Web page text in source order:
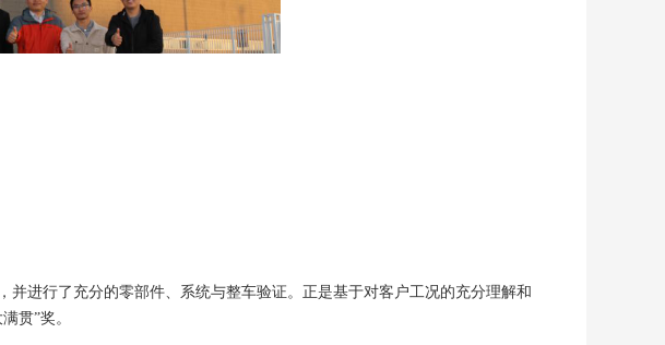
进行了充分的零部件、系统与整车验证。正是基于对客户工况的充分理解和
贯”奖。